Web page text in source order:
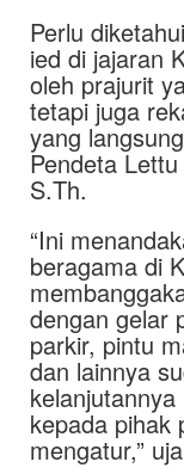
Perlu
ied di jajaran
oleh prajurit
tetapi juga
yang
Pendeta
S.Th.
“Ini
beragama di
dengan gelar
parkir, pintu
dan lainnya
kepada pihak
mengatur,”